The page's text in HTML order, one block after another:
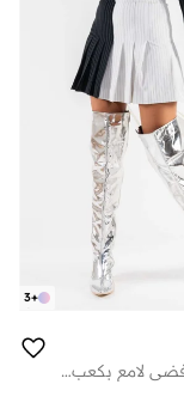
+
3
بوت إم جي فضي لامع بكعب ٣ بوصة جلد نباتي لامع